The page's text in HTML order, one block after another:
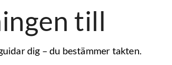
till
dig – du bestämmer takten.